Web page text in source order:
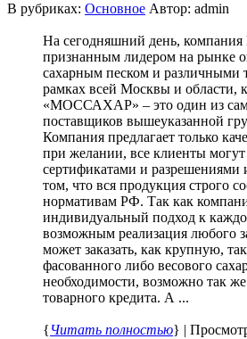
В рубриках: Основное Автор: admin
На сегодняшний день,
признанным лидером на рынке
сахарным песком и различными
рамках всей Москвы и области,
«МОССАХАР» – это один из
поставщиков вышеуказанной
Компания предлагает только
при желании, все клиенты могут
сертификатами и разрешениями
том, что вся продукция строго
нормативам РФ. Так как
индивидуальный подход к
возможным реализация любого
может заказать, как крупную,
фасованного либо весового
необходимости, возможно так
товарного кредита. А ...
{Читать полностью} |